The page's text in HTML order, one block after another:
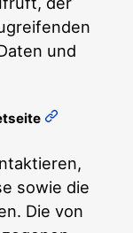
und
sowie die
Die von